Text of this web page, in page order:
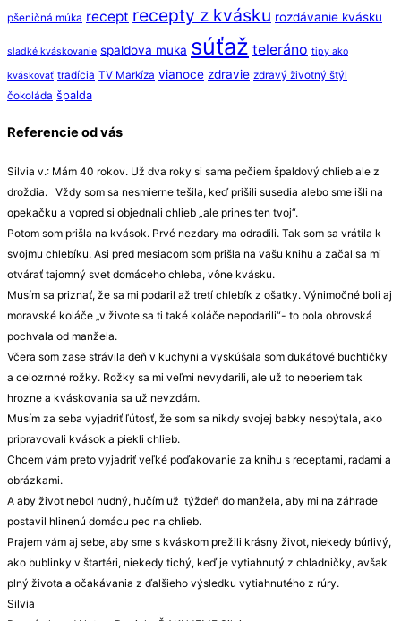
pšeničná múka recept recepty z kvásku rozdávanie kvásku
sladké kváskovanie spaldova muka súťaž teleráno tipy ako
kváskovať tradícia TV Markíza vianoce zdravie zdravý životný štýl
čokoláda špalda
Referencie od vás
Silvia v.: Mám 40 rokov. Už dva roky si sama pečiem špaldový chlieb ale z
droždia. Vždy som sa nesmierne tešila, keď prišili susedia alebo sme išli na
opekačku a vopred si objednali chlieb „ale prines ten tvoj“.
Potom som prišla na kvások. Prvé nezdary ma odradili. Tak som sa vrátila k
svojmu chlebíku. Asi pred mesiacom som prišla na vašu knihu a začal sa mi
otvárať tajomný svet domáceho chleba, vône kvásku.
Musím sa priznať, že sa mi podaril až tretí chlebík z ošatky. Výnimočné boli aj
moravské koláče „v živote sa ti také koláče nepodarili“- to bola obrovská
pochvala od manžela.
Včera som zase strávila deň v kuchyni a vyskúšala som dukátové buchtičky
a celozrnné rožky. Rožky sa mi veľmi nevydarili, ale už to neberiem tak
hrozne a kváskovania sa už nevzdám.
Musím za seba vyjadriť ľútosť, že som sa nikdy svojej babky nespýtala, ako
pripravovali kvások a piekli chlieb.
Chcem vám preto vyjadriť veľké poďakovanie za knihu s receptami, radami a
obrázkami.
A aby život nebol nudný, hučím už týždeň do manžela, aby mi na záhrade
postavil hlinenú domácu pec na chlieb.
Prajem vám aj sebe, aby sme s kváskom prežili krásny život, niekedy búrlivý,
ako bublinky v štartéri, niekedy tichý, keď je vytiahnutý z chladničky, avšak
plný života a očakávania z ďalšieho výsledku vytiahnutého z rúry.
Silvia